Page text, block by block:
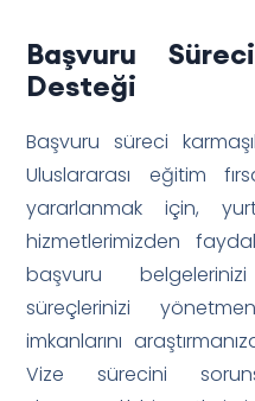
Başvuru
Desteği
Başvuru süreci
Uluslararası eğitim
yararlanmak için,
hizmetlerimizden
başvuru
süreçlerinizi
imkanlarını
Vize sürecini